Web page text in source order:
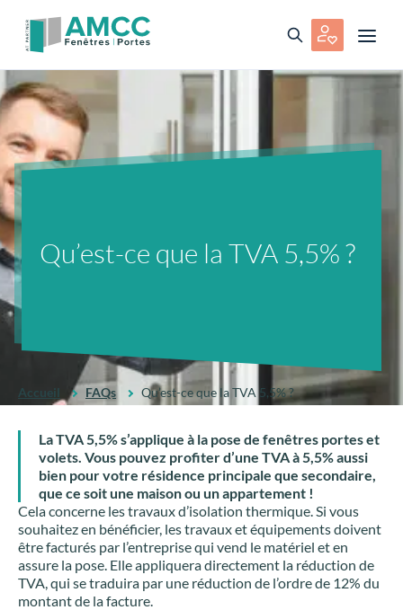
Qu’est-ce que la TVA 5,5% ?
Accueil FAQs Qu’est-ce que la TVA 5,5% ?
La TVA 5,5% s’applique à la pose de fenêtres portes et
volets. Vous pouvez profiter d’une TVA à 5,5% aussi
bien pour votre résidence principale que secondaire,
que ce soit une maison ou un appartement !
Cela concerne les travaux d’isolation thermique. Si vous
souhaitez en bénéficier, les travaux et équipements doivent
être facturés par l’entreprise qui vend le matériel et en
assure la pose. Elle appliquera directement la réduction de
TVA, qui se traduira par une réduction de l’ordre de 12% du
montant de la facture.